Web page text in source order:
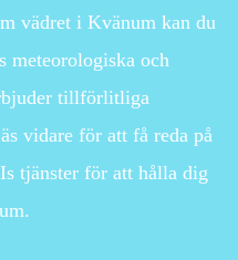
vädret i Kvänum kan du
meteorologiska och
tillförlitliga
vidare för att få reda på
tjänster för att hålla dig